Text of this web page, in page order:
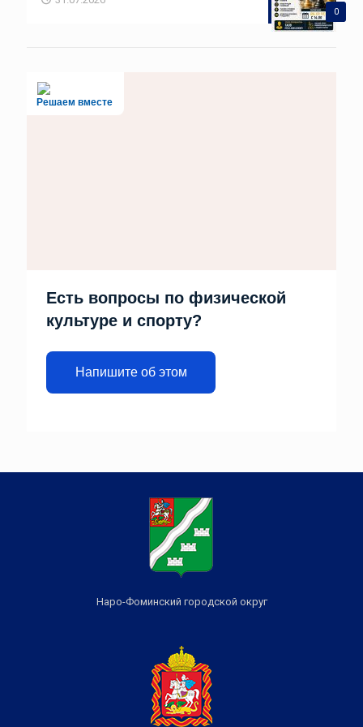
0
Решаем вместе
Есть вопросы по физической
культуре и спорту?
Напишите об этом
Наро-Фоминский городской округ